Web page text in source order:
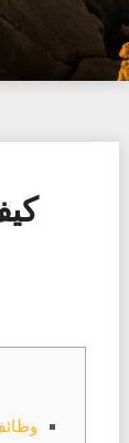
وظائف